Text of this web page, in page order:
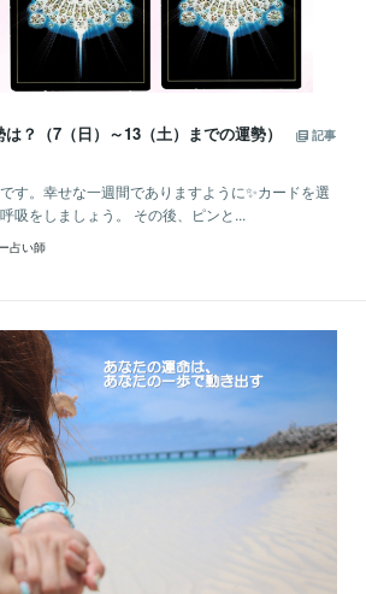
？（7（日）～13（土）までの運勢）
記事
す。幸せな一週間でありますように✨カードを選
吸をしましょう。 その後、ピンと...
占い師